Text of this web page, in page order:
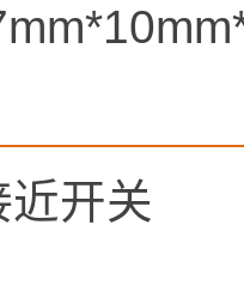
属接